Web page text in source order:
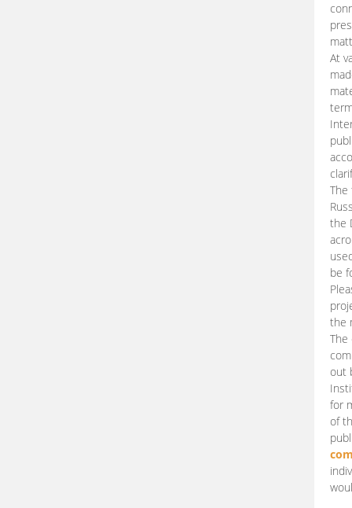
At
The
the
be
the
The
out
for
of